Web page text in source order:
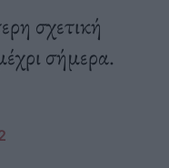
σχετική
σήμερα.